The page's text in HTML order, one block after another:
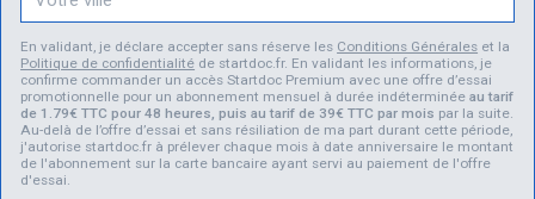
En validant, je déclare accepter sans réserve les Conditions Générales et la
Politique de confidentialité de startdoc.fr. En validant les informations, je
confirme commander un accès Startdoc Premium avec une offre d’essai
promotionnelle pour un abonnement mensuel à durée indéterminéeau tarif
de 1.79€ TTC pour 48 heures, puis au tarif de 39€ TTC par mois par la suite.
Au-delà de l’offre d’essai et sans résiliation de ma part durant cette période,
j'autorise startdoc.fr à prélever chaque mois à date anniversaire le montant
de l'abonnement sur la carte bancaire ayant servi au paiement de l'offre
d'essai.